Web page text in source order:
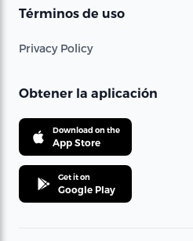
Términos de uso
Privacy Policy
Obtener la aplicación
Download on the
App Store
Get it on
Google Play